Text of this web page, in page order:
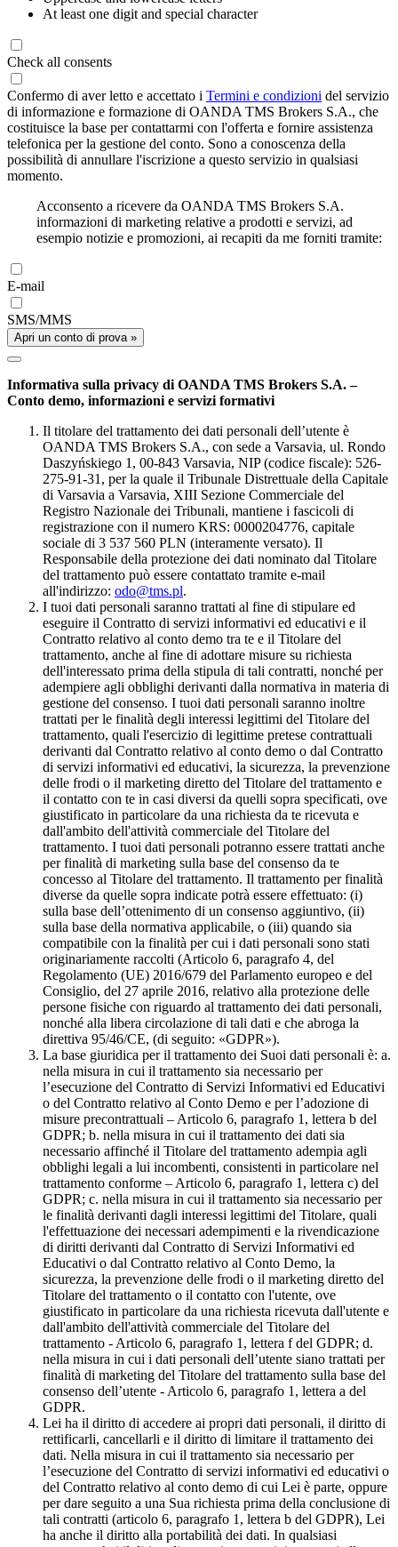
At least one digit and special character
Check all consents
Confermo di aver letto e accettato i Termini e condizioni del servizio
di informazione e formazione di OANDA TMS Brokers S.A., che
costituisce la base per contattarmi con l'offerta e fornire assistenza
telefonica per la gestione del conto. Sono a conoscenza della
possibilità di annullare l'iscrizione a questo servizio in qualsiasi
momento.
Acconsento a ricevere da OANDA TMS Brokers S.A.
informazioni di marketing relative a prodotti e servizi, ad
esempio notizie e promozioni, ai recapiti da me forniti tramite:
E-mail
SMS/MMS
Apri un conto di prova »
Informativa sulla privacy di OANDA TMS Brokers S.A. –
Conto demo, informazioni e servizi formativi
Il titolare del trattamento dei dati personali dell’utente è
OANDA TMS Brokers S.A., con sede a Varsavia, ul. Rondo
Daszyńskiego 1, 00-843 Varsavia, NIP (codice fiscale): 526-
275-91-31, per la quale il Tribunale Distrettuale della Capitale
di Varsavia a Varsavia, XIII Sezione Commerciale del
Registro Nazionale dei Tribunali, mantiene i fascicoli di
registrazione con il numero KRS: 0000204776, capitale
sociale di 3 537 560 PLN (interamente versato). Il
Responsabile della protezione dei dati nominato dal Titolare
del trattamento può essere contattato tramite e-mail
all'indirizzo: odo@tms.pl.
I tuoi dati personali saranno trattati al fine di stipulare ed
eseguire il Contratto di servizi informativi ed educativi e il
Contratto relativo al conto demo tra te e il Titolare del
trattamento, anche al fine di adottare misure su richiesta
dell'interessato prima della stipula di tali contratti, nonché per
adempiere agli obblighi derivanti dalla normativa in materia di
gestione del consenso. I tuoi dati personali saranno inoltre
trattati per le finalità degli interessi legittimi del Titolare del
trattamento, quali l'esercizio di legittime pretese contrattuali
derivanti dal Contratto relativo al conto demo o dal Contratto
di servizi informativi ed educativi, la sicurezza, la prevenzione
delle frodi o il marketing diretto del Titolare del trattamento e
il contatto con te in casi diversi da quelli sopra specificati, ove
giustificato in particolare da una richiesta da te ricevuta e
dall'ambito dell'attività commerciale del Titolare del
trattamento. I tuoi dati personali potranno essere trattati anche
per finalità di marketing sulla base del consenso da te
concesso al Titolare del trattamento. Il trattamento per finalità
diverse da quelle sopra indicate potrà essere effettuato: (i)
sulla base dell’ottenimento di un consenso aggiuntivo, (ii)
sulla base della normativa applicabile, o (iii) quando sia
compatibile con la finalità per cui i dati personali sono stati
originariamente raccolti (Articolo 6, paragrafo 4, del
Regolamento (UE) 2016/679 del Parlamento europeo e del
Consiglio, del 27 aprile 2016, relativo alla protezione delle
persone fisiche con riguardo al trattamento dei dati personali,
nonché alla libera circolazione di tali dati e che abroga la
direttiva 95/46/CE, (di seguito: «GDPR»).
La base giuridica per il trattamento dei Suoi dati personali è: a.
nella misura in cui il trattamento sia necessario per
l’esecuzione del Contratto di Servizi Informativi ed Educativi
o del Contratto relativo al Conto Demo e per l’adozione di
misure precontrattuali – Articolo 6, paragrafo 1, lettera b del
GDPR; b. nella misura in cui il trattamento dei dati sia
necessario affinché il Titolare del trattamento adempia agli
obblighi legali a lui incombenti, consistenti in particolare nel
trattamento conforme – Articolo 6, paragrafo 1, lettera c) del
GDPR; c. nella misura in cui il trattamento sia necessario per
le finalità derivanti dagli interessi legittimi del Titolare, quali
l'effettuazione dei necessari adempimenti e la rivendicazione
di diritti derivanti dal Contratto di Servizi Informativi ed
Educativi o dal Contratto relativo al Conto Demo, la
sicurezza, la prevenzione delle frodi o il marketing diretto del
Titolare del trattamento o il contatto con l'utente, ove
giustificato in particolare da una richiesta ricevuta dall'utente e
dall'ambito dell'attività commerciale del Titolare del
trattamento - Articolo 6, paragrafo 1, lettera f del GDPR; d.
nella misura in cui i dati personali dell’utente siano trattati per
finalità di marketing del Titolare del trattamento sulla base del
consenso dell’utente - Articolo 6, paragrafo 1, lettera a del
GDPR.
Lei ha il diritto di accedere ai propri dati personali, il diritto di
rettificarli, cancellarli e il diritto di limitare il trattamento dei
dati. Nella misura in cui il trattamento sia necessario per
l’esecuzione del Contratto di servizi informativi ed educativi o
del Contratto relativo al conto demo di cui Lei è parte, oppure
per dare seguito a una Sua richiesta prima della conclusione di
tali contratti (articolo 6, paragrafo 1, lettera b del GDPR), Lei
ha anche il diritto alla portabilità dei dati. In qualsiasi